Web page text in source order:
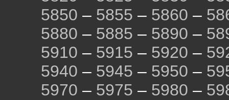
5850 – 5855 – 5860 –
5880 – 5885 – 5890 –
5910 – 5915 – 5920 –
5940 – 5945 – 5950 –
5970 – 5975 – 5980 –